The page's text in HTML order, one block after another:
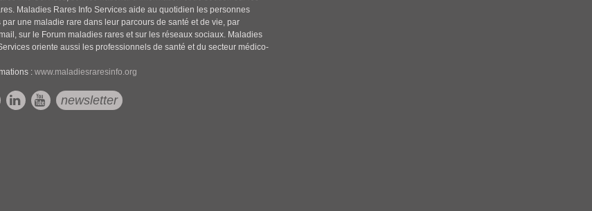
Maladies Rares Info Services aide au quotidien les personnes
par une maladie rare dans leur parcours de santé et de vie, par
sur le Forum maladies rares et sur les réseaux sociaux. Maladies
oriente aussi les professionnels de santé et du secteur médico-
:www.maladiesraresinfo.org
newsletter